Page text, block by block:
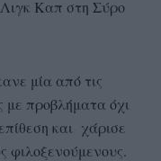
Λιγκ Καπ στη Σύρο
μία από τις
με προβλήματα όχι
και χάρισε
φιλοξενούμενους.